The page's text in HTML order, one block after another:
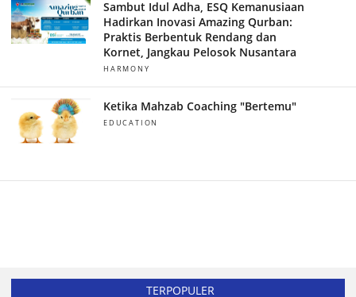
Sambut Idul Adha, ESQ Kemanusiaan
Hadirkan Inovasi Amazing Qurban:
Praktis Berbentuk Rendang dan
Kornet, Jangkau Pelosok Nusantara
HARMONY
Ketika Mahzab Coaching "Bertemu"
EDUCATION
TERPOPULER